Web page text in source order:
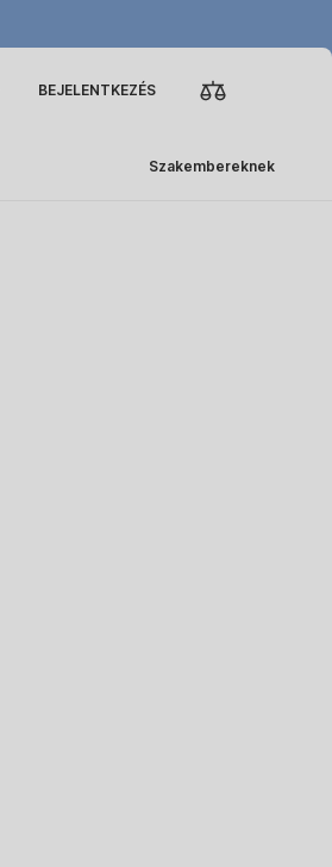
BEJELENTKEZÉS
Szakembereknek